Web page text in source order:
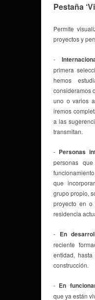
Pestaña
Permite
proyectos y
-
primera
hemos
consideramos
uno o varios
iremos
a las
transmitan.
- Personas
personas
que
grupo propio,
proyecto en
residencia
- En
reciente
entidad,
construcción.
- En
que ya están